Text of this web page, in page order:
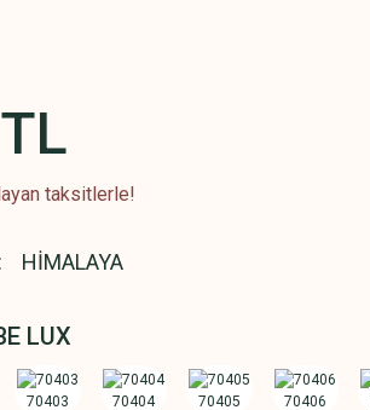
taksitlerle!
HİMALAYA
LUX